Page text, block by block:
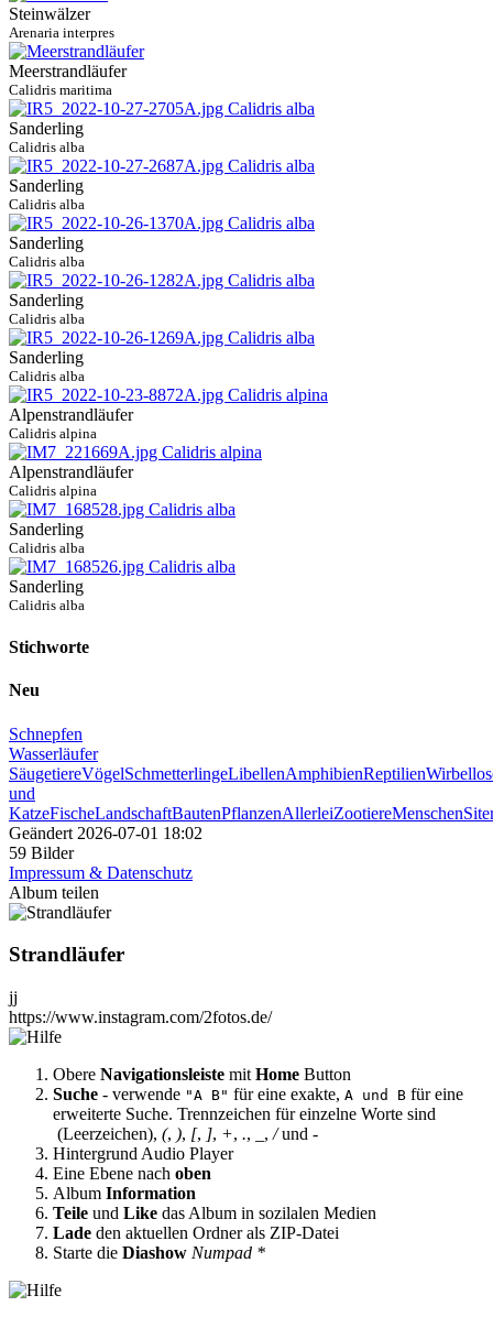
Steinwälzer
Arenaria interpres
Meerstrandläufer
Calidris maritima
Sanderling
Calidris alba
Sanderling
Calidris alba
Sanderling
Calidris alba
Sanderling
Calidris alba
Sanderling
Calidris alba
Alpenstrandläufer
Calidris alpina
Alpenstrandläufer
Calidris alpina
Sanderling
Calidris alba
Sanderling
Calidris alba
Stichworte
Neu
Schnepfen
Wasserläufer
SäugetiereVögelSchmetterlingeLibellenAmphibienReptilien
und
KatzeFischeLandschaftBautenPflanzenAllerleiZootiereMenschen
Geändert 2026-07-01 18:02
59 Bilder
Impressum & Datenschutz
Album teilen
Strandläufer
jj
https://www.instagram.com/2fotos.de/
Obere Navigationsleiste mit Home Button
Suche - verwende "A B" für eine exakte, A und B für eine
erweiterte Suche. Trennzeichen für einzelne Worte sind
(Leerzeichen), (, ), [, ], +, ., , /und -
Hintergrund Audio Player
Eine Ebene nach oben
Album Information
Teile und Like das Album in sozilalen Medien
Lade den aktuellen Ordner als ZIP-Datei
Starte die Diashow Numpad *